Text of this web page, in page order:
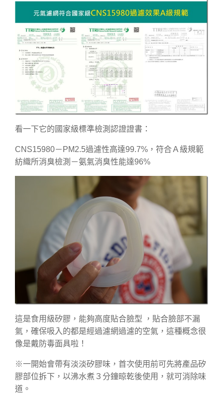
看一下它的國家級標準檢測認證證書：
CNS15980－PM2.5過濾性高達99.7%，符合Ａ級規範
紡織所消臭檢測－氨氣消臭性能達96%
這是食用級矽膠，能夠高度貼合臉型 ，貼合臉部不漏
氣，確保吸入的都是經過濾網過濾的空氣，這種概念很
像是戴防毒面具啦！
※一開始會帶有淡淡矽膠味，首次使用前可先將產品矽
膠部位拆下，以沸水煮３分鐘晾乾後使用，就可消除味
道。